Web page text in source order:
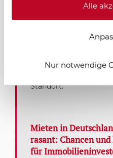
Alle
Nur notwendige
Salzgitter erlebt einen
Aufschwung: Neue
Industrieprojekte,
Infrastruktur schaffen
Immobilieninvestoren
Standort.
Mieten in
rasant: Chancen
für